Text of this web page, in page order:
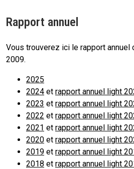
Rapport annuel
Vous trouverez ici le rapport
2009.
2025
2024 et rapport annuel light
2023 et rapport annuel light
2022 et rapport annuel light
2021 et rapport annuel light
2020 et rapport annuel light
2019 et rapport annuel light
2018 et rapport annuel light